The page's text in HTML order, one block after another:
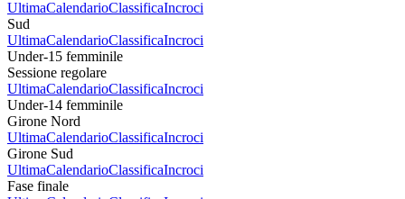
UltimaCalendarioClassificaIncroci
Sud
UltimaCalendarioClassificaIncroci
Under-15 femminile
Sessione regolare
UltimaCalendarioClassificaIncroci
Under-14 femminile
Girone Nord
UltimaCalendarioClassificaIncroci
Girone Sud
UltimaCalendarioClassificaIncroci
Fase finale